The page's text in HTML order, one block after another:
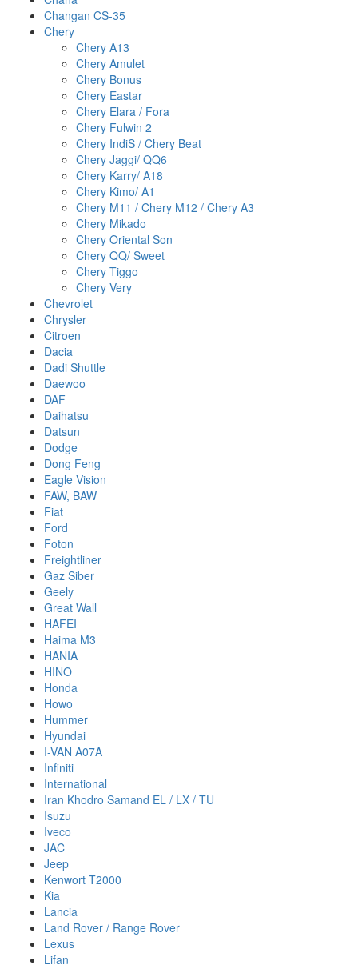
Changan CS-35
Chery
Chery A13
Chery Amulet
Chery Bonus
Chery Eastar
Chery Elara / Fora
Chery Fulwin 2
Chery IndiS / Chery Beat
Chery Jaggi/ QQ6
Chery Karry/ A18
Chery Kimo/ A1
Chery M11 / Chery M12 / Chery A3
Chery Mikado
Chery Oriental Son
Chery QQ/ Sweet
Chery Tiggo
Chery Very
Chevrolet
Chrysler
Citroen
Dacia
Dadi Shuttle
Daewoo
DAF
Daihatsu
Datsun
Dodge
Dong Feng
Eagle Vision
FAW, BAW
Fiat
Ford
Foton
Freightliner
Gaz Siber
Geely
Great Wall
HAFEI
Haima M3
HANIA
HINO
Honda
Howo
Hummer
Hyundai
I-VAN A07A
Infiniti
International
Iran Khodro Samand EL / LX / TU
Isuzu
Iveco
JAC
Jeep
Kenwort T2000
Kia
Lancia
Land Rover / Range Rover
Lexus
Lifan